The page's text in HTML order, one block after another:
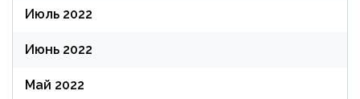
Июль 2022
Июнь 2022
Май 2022